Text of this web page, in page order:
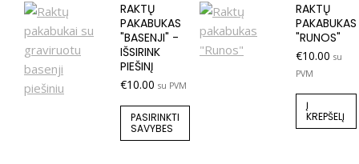
RAKTŲ
PAKABUKAS
"BASENJI" -
IŠSIRINK
PIEŠINĮ
€10.00 su PVM
PASIRINKTI
SAVYBES
RAKTŲ
PAKABUKAS
"RUNOS"
€10.00 su
PVM
Į
KREPŠELĮ